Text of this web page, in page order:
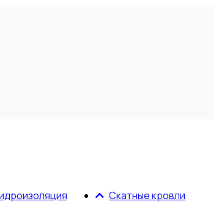
Скатные кровли